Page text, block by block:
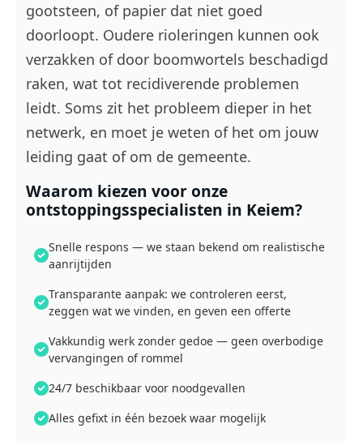
gootsteen, of papier dat niet goed
doorloopt. Oudere rioleringen kunnen ook
verzakken of door boomwortels beschadigd
raken, wat tot recidiverende problemen
leidt. Soms zit het probleem dieper in het
netwerk, en moet je weten of het om jouw
leiding gaat of om de gemeente.
Waarom kiezen voor onze
ontstoppingsspecialisten in Keiem?
Snelle respons — we staan bekend om realistische
aanrijtijden
Transparante aanpak: we controleren eerst,
zeggen wat we vinden, en geven een offerte
Vakkundig werk zonder gedoe — geen overbodige
vervangingen of rommel
24/7 beschikbaar voor noodgevallen
Alles gefixt in één bezoek waar mogelijk